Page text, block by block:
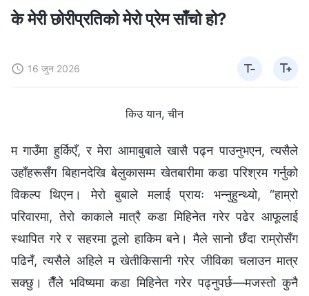
के मेरी छोरीप्रतिको मेरो प्रेम साँचो हो?
16 जुन 2026
किउ यान, चीन
म गाउँमा हुर्किएँ, र मेरा आमाबुबाले खासै पढ्न पाउनुभएन, त्यसैले
उहाँहरूसँग बिहानदेखि बेलुकासम्म खेतबारीमा कडा परिश्रम गर्नुको
विकल्प थिएन। मेरो बुबाले मलाई प्रायः भन्नुहुन्थ्यो, “हाम्रो
परिवारमा, तेरो काकाले मात्रै कडा मिहिनेत गरेर पढेर आफूलाई
स्थापित गरे र सहरमा ठूलो हाकिम बने। मैले सानो छँदा राम्रोसँग
पढिनँ, त्यसैले अहिले म खेतीकिसानी गरेर जीविका चलाउन मात्र
सक्छु। तैँले भविष्यमा कडा मिहिनेत गरेर पढ्नुपर्छ—मजस्तो कुनै